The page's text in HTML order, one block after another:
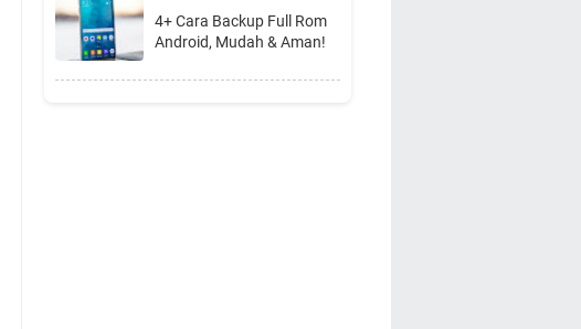
4+ Cara Backup Full Rom
Android, Mudah & Aman!